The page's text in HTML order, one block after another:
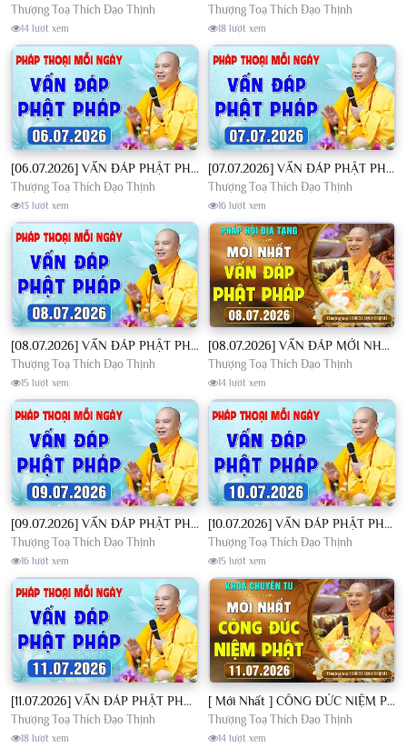
Thượng Toạ Thích Đạo Thịnh
14 lượt xem
Thượng Toạ Thích Đạo Thịnh
18 lượt xem
[06.07.2026] VẤN ĐÁP PHẬT PHÁP - Nghe Thầy giảng Pháp mỗi ngày CÔNG ĐỨC VÔ LƯỢNG│TT. Thích Đạo Thịnh
Thượng Toạ Thích Đạo Thịnh
13 lượt xem
[07.07.2026] VẤN ĐÁP PHẬT PHÁP - Nghe Thầy giảng Pháp mỗi ngày CÔNG ĐỨC VÔ LƯỢNG│TT. Thích Đạo Thịnh
Thượng Toạ Thích Đạo Thịnh
16 lượt xem
[08.07.2026] VẤN ĐÁP PHẬT PHÁP - Nghe Thầy giảng Pháp mỗi ngày CÔNG ĐỨC VÔ LƯỢNG│TT. Thích Đạo Thịnh
Thượng Toạ Thích Đạo Thịnh
15 lượt xem
[08.07.2026] VẤN ĐÁP MỚI NHẤT - Pháp Hội Địa Tạng Chùa Khai Nguyên | TT. Thích Đạo Thịnh
Thượng Toạ Thích Đạo Thịnh
14 lượt xem
[09.07.2026] VẤN ĐÁP PHẬT PHÁP - Nghe Thầy giảng Pháp mỗi ngày CÔNG ĐỨC VÔ LƯỢNG│TT. Thích Đạo Thịnh
Thượng Toạ Thích Đạo Thịnh
16 lượt xem
[10.07.2026] VẤN ĐÁP PHẬT PHÁP - Nghe Thầy giảng Pháp mỗi ngày CÔNG ĐỨC VÔ LƯỢNG│TT. Thích Đạo Thịnh
Thượng Toạ Thích Đạo Thịnh
15 lượt xem
[11.07.2026] VẤN ĐÁP PHẬT PHÁP - Nghe Thầy giảng Pháp mỗi ngày CÔNG ĐỨC VÔ LƯỢNG│TT. Thích Đạo Thịnh
Thượng Toạ Thích Đạo Thịnh
18 lượt xem
[ Mới Nhất ] CÔNG ĐỨC NIỆM PHẬT - Khoá Chuyên Tu Chùa Khai Nguyên 11/07/2026 | TT. Thích Đạo Thịnh
Thượng Toạ Thích Đạo Thịnh
14 lượt xem